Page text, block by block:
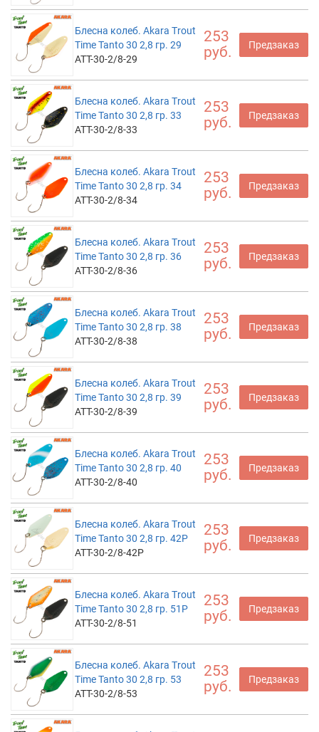
Блесна колеб. Akara Trout
Time Tanto 30 2,8 гр. 29
ATT-30-2/8-29
253
руб.
Предзаказ
Блесна колеб. Akara Trout
Time Tanto 30 2,8 гр. 33
ATT-30-2/8-33
253
руб.
Предзаказ
Блесна колеб. Akara Trout
Time Tanto 30 2,8 гр. 34
ATT-30-2/8-34
253
руб.
Предзаказ
Блесна колеб. Akara Trout
Time Tanto 30 2,8 гр. 36
ATT-30-2/8-36
253
руб.
Предзаказ
Блесна колеб. Akara Trout
Time Tanto 30 2,8 гр. 38
ATT-30-2/8-38
253
руб.
Предзаказ
Блесна колеб. Akara Trout
Time Tanto 30 2,8 гр. 39
ATT-30-2/8-39
253
руб.
Предзаказ
Блесна колеб. Akara Trout
Time Tanto 30 2,8 гр. 40
ATT-30-2/8-40
253
руб.
Предзаказ
Блесна колеб. Akara Trout
Time Tanto 30 2,8 гр. 42P
ATT-30-2/8-42P
253
руб.
Предзаказ
Блесна колеб. Akara Trout
Time Tanto 30 2,8 гр. 51P
ATT-30-2/8-51
253
руб.
Предзаказ
Блесна колеб. Akara Trout
Time Tanto 30 2,8 гр. 53
ATT-30-2/8-53
253
руб.
Предзаказ